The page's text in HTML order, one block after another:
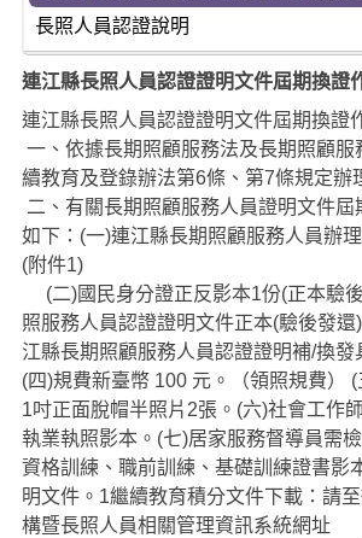
長照人員認證說明
連江縣長照人員認證證明文件屆期換證
連江縣長照人員認證證明文件屆期換證
一、依據長期照顧服務法及長期照顧服
續教育及登錄辦法第6條、第7條規定辦
二、有關長期照顧服務人員證明文件屆
如下： (一)連江縣長期照顧服務人員辦
(附件1)
(二)國民身分證正反影本1份(正本驗
照服務人員認證證明文件正本(驗後發還)
江縣長期照顧服務人員認證證明補/換發
(四)規費新臺幣100 元。（領照規費） (
1吋正面脫帽半照片 2張。 (六)社會工作
執業執照影本。 (七)居家服務督導員需
資格訓練、職前訓練、基礎訓練證書影
明文件。 1繼續教育積分文件下載：請
構暨長照人員相關管理資訊系統網址